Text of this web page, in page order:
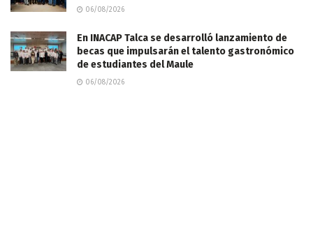
06/08/2026
En INACAP Talca se desarrolló lanzamiento de
becas que impulsarán el talento gastronómico
de estudiantes del Maule
06/08/2026